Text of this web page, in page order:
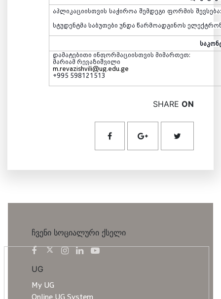
აპლიკაციისთვის საჭიროა შემდეგი ფორმის შევსება
სტუდენტმა საბუთები უნდა წარმოადგინოს
დამატებითი ინფორმაციისთვის მიმართეთ:
მარიამ რევაზიშვილი
m.revazishvili@ug.edu.ge
+995 598121513
SHARE ON
ჩვენი სოციალური ქსელი
UG
My UG
Online UG System